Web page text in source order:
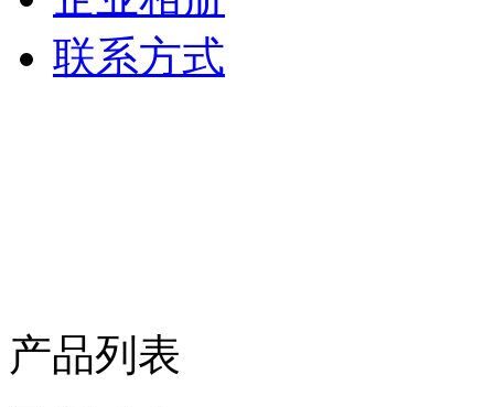
联系方式
产品列表